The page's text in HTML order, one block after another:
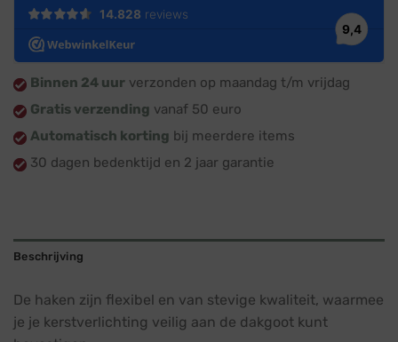
Binnen 24 uur verzonden op maandag t/m vrijdag
Gratis verzending vanaf 50 euro
Automatisch korting bij meerdere items
30 dagen bedenktijd en 2 jaar garantie
Beschrijving
De haken zijn flexibel en van stevige kwaliteit, waarmee
je je kerstverlichting veilig aan de dakgoot kunt